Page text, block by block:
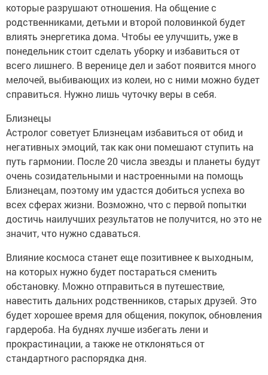
которые разрушают отношения. На общение с
родственниками, детьми и второй половинкой будет
влиять энергетика дома. Чтобы ее улучшить, уже в
понедельник стоит сделать уборку и избавиться от
всего лишнего. В веренице дел и забот появится много
мелочей, выбивающих из колеи, но с ними можно будет
справиться. Нужно лишь чуточку веры в себя.
Близнецы
Астролог советует Близнецам избавиться от обид и
негативных эмоций, так как они помешают ступить на
путь гармонии. После 20 числа звезды и планеты будут
очень созидательными и настроенными на помощь
Близнецам, поэтому им удастся добиться успеха во
всех сферах жизни. Возможно, что с первой попытки
достичь наилучших результатов не получится, но это не
значит, что нужно сдаваться.
Влияние космоса станет еще позитивнее к выходным,
на которых нужно будет постараться сменить
обстановку. Можно отправиться в путешествие,
навестить дальних родственников, старых друзей. Это
будет хорошее время для общения, покупок, обновления
гардероба. На буднях лучше избегать лени и
прокрастинации, а также не отклоняться от
стандартного распорядка дня.